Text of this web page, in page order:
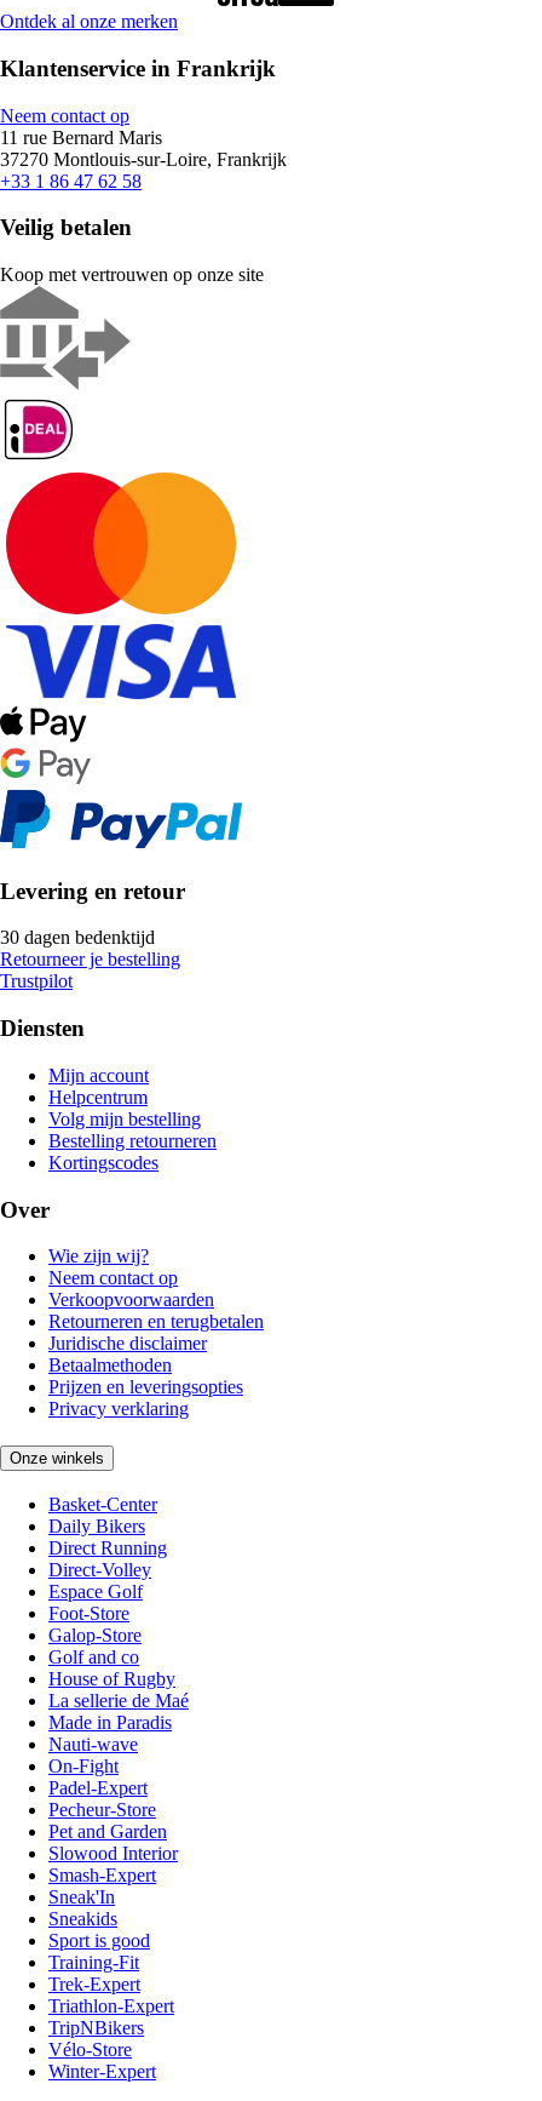
Ontdek al onze merken
Klantenservice in Frankrijk
Neem contact op
11 rue Bernard Maris
37270 Montlouis-sur-Loire, Frankrijk
+33 1 86 47 62 58
Veilig betalen
Koop met vertrouwen op onze site
Levering en retour
30 dagen bedenktijd
Retourneer je bestelling
Trustpilot
Diensten
Mijn account
Helpcentrum
Volg mijn bestelling
Bestelling retourneren
Kortingscodes
Over
Wie zijn wij?
Neem contact op
Verkoopvoorwaarden
Retourneren en terugbetalen
Juridische disclaimer
Betaalmethoden
Prijzen en leveringsopties
Privacy verklaring
Onze winkels
Basket-Center
Daily Bikers
Direct Running
Direct-Volley
Espace Golf
Foot-Store
Galop-Store
Golf and co
House of Rugby
La sellerie de Maé
Made in Paradis
Nauti-wave
On-Fight
Padel-Expert
Pecheur-Store
Pet and Garden
Slowood Interior
Smash-Expert
Sneak'In
Sneakids
Sport is good
Training-Fit
Trek-Expert
Triathlon-Expert
TripNBikers
Vélo-Store
Winter-Expert